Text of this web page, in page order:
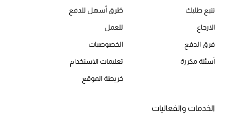
العطور
مكتشف العطور
المكياج
مستحضرات العناية
تتبع طلبك
الارجاع
فرق الدفع
أسئلة مكررة
طُرق أسهل للدفع
للعمل
الخصوصيات
تعليمات الاستخدام
خريطة الموقع
الخدمات والفعاليات